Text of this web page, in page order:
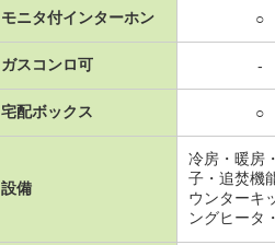
モニタ付インターホン ○
ガスコンロ可 -
宅配ボックス ○
設備
冷房・暖房
子・追焚機
ウンターキ
ングヒータ